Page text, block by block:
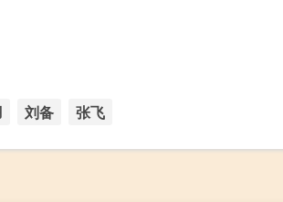
刘备 张飞